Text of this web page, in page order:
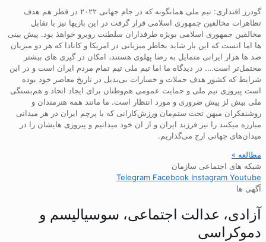
گودرز اقتداری: تیم ملی همانگونه که در جام جهانی ۲۰۲۲ در قطر هم هدف
تظاهرات مخالفین جمهوری اسلامی قرار گرفت در این بازیها نیز با تقابل
مخالفین جمهوری اسلامی بویژه طرفداران سلطنت روبرو خواهذ بود. پیش بینی
ها اما انست که این بار شاید بخاطر میزبانی در امریکا و کانادا که هر دو میزبان
صد ها هزار ایرانی متمایل به رضا پهلوی هستند، امکان در گیری های بیشتر
محتمل‌تر است…. در دیدگاه ما اما تیم ملی تیم تمام مردم ایران است و در این
شرایط که کشور هدف حملات و خسارات بی‌بدیل در تاریخ معاصر خود بوده
است پیروزی تیم ملی و حمایت عمومی هم‌وطنان برای ایجاد اتحاد و هم‌بستگی
ملی بیش لز پیش ضروری و مورد انتظار است. ما مانند همه هنرمندان و
روشنفکران میهن تحت ستم‌مان ورزش‌کارانی که با پرچم ایران در هر میدانی
مبارزه میکنند را نیز فرزند ایران و از ان خود میدانیم و پیروزی هایشان را در
میدان‌های جهانی ارج می‌گذاریم.
مطالعه »
شبکه های اجتماعی سازمان
Telegram Facebook Instagram Youtube
آگهی ها
آزادی، عدالت اجتماعی، سوسیالیسم و
دموکراسی